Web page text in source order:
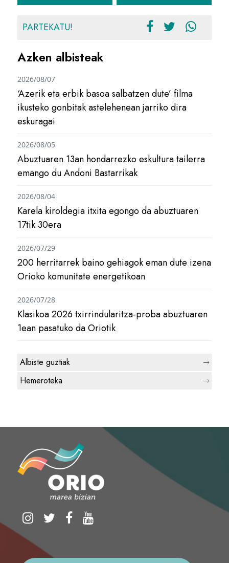
PARTEKATU!
Azken albisteak
‘Azerik eta erbik basoa salbatzen dute’ filma
ikusteko gonbitak astelehenean jarriko dira
eskuragai
2026/08/07
Abuztuaren 13an hondarrezko eskultura tailerra
emango du Andoni Bastarrikak
2026/08/05
Karela kiroldegia itxita egongo da abuztuaren
17tik 30era
2026/08/04
200 herritarrek baino gehiagok eman dute izena
Orioko komunitate energetikoan
2026/07/29
Klasikoa 2026 txirrindularitza-proba abuztuaren
1ean pasatuko da Oriotik
2026/07/28
Albiste guztiak
Hemeroteka